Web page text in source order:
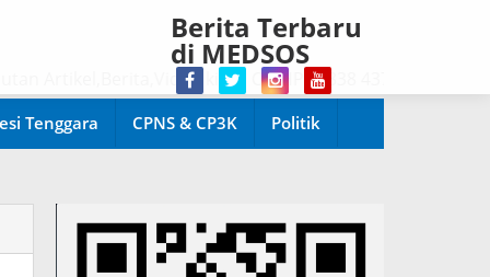
Berita Terbaru
di MEDSOS
kirim CP/HP : 0838 4370 0286.
Tenggara CPNS & CP3K Politik